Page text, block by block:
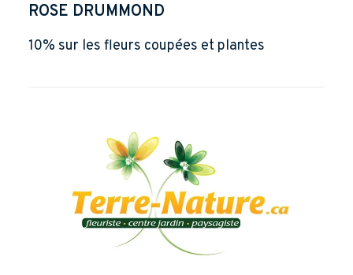
ROSE DRUMMOND
10% sur les fleurs coupées et plantes